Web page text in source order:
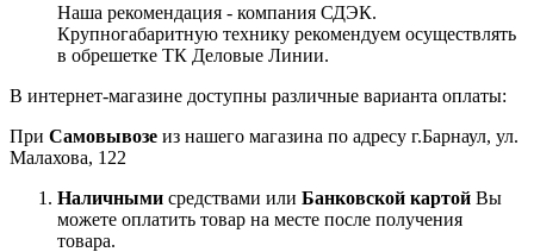
Наша рекомендация - компания СДЭК.
Крупногабаритную технику рекомендуем осуществлять
в обрешетке ТК Деловые Линии.
В интернет-магазине доступны различные варианта оплаты:
При Самовывозе из нашего магазина по адресу г.Барнаул, ул.
Малахова, 122
Наличными средствами или Банковской картой Вы
можете оплатить товар на месте после получения
товара.